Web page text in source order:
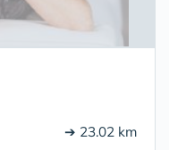
➔ 23.02 km